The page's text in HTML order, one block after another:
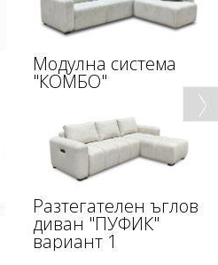
Модулна система
"КОМБО"
Разтегателен ъглов
диван "ПУФИК"
вариант 1